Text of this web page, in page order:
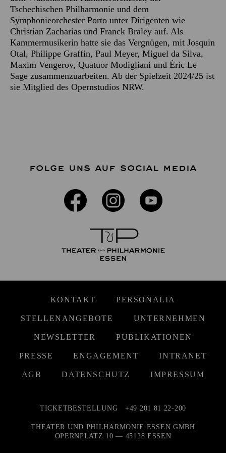
Tschechischen Philharmonie und dem
Symphonieorchester Porto unter Dirigenten wie
Christian Zacharias und Franck Braley auf. Als
Kammermusikerin hatte sie das Vergnügen, mit Josquin
Otal, Philippe Graffin, Paul Meyer, Miguel da Silva,
Maxim Vengerov, Quatuor Modigliani und Éric Le
Sage zusammenzuarbeiten. Ab der Spielzeit 2024/25 ist
sie Mitglied des Opernstudios NRW.
FOLGE UNS AUF SOCIAL MEDIA
KONTAKT PERSONALIA
STELLENANGEBOTE UNTERNEHMEN
NEWSLETTER PUBLIKATIONEN
PRESSE ENGAGEMENT INTRANET
AGB DATENSCHUTZ IMPRESSUM
TICKETBESTELLUNG +49 201 81 22-200
THEATER UND PHILHARMONIE ESSEN GMBH
OPERNPLATZ 10 — 45128 ESSEN